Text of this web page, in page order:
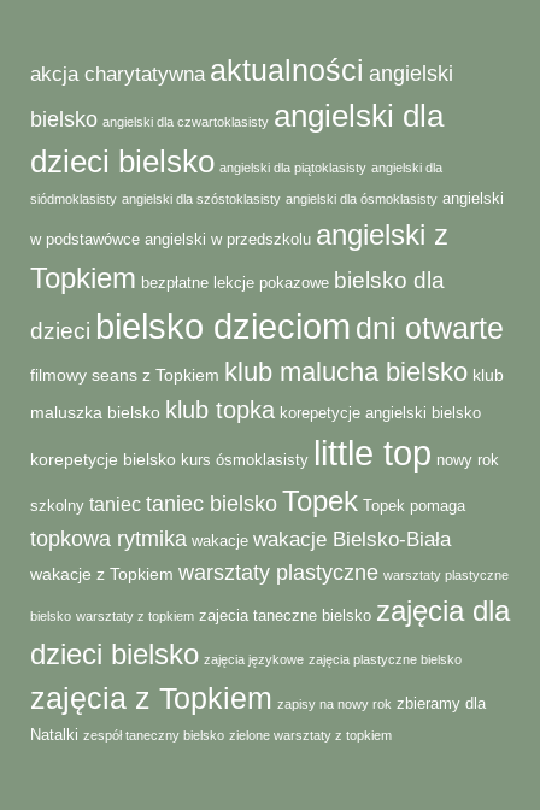
akcja charytatywna aktualności angielski
bielsko angielski dla czwartoklasisty angielski dla
dzieci bielsko angielski dla piątoklasisty angielski dla
siódmoklasisty angielski dla szóstoklasisty angielski dla ósmoklasisty angielski
w podstawówce angielski w przedszkolu angielski z
Topkiem bezpłatne lekcje pokazowe bielsko dla
dzieci bielsko dzieciom dni otwarte
filmowy seans z Topkiem klub malucha bielsko klub
maluszka bielsko klub topka korepetycje angielski bielsko
korepetycje bielsko kurs ósmoklasisty little top nowy rok
szkolny taniec taniec bielsko Topek Topek pomaga
topkowa rytmika wakacje wakacje Bielsko-Biała
wakacje z Topkiem warsztaty plastyczne warsztaty plastyczne
bielsko warsztaty z topkiem zajecia taneczne bielsko zajęcia dla
dzieci bielsko zajęcia językowe zajęcia plastyczne bielsko
zajęcia z Topkiem zapisy na nowy rok zbieramy dla
Natalki zespół taneczny bielsko zielone warsztaty z topkiem